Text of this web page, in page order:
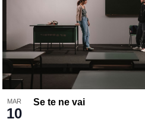
MAR
10
Se te ne vai